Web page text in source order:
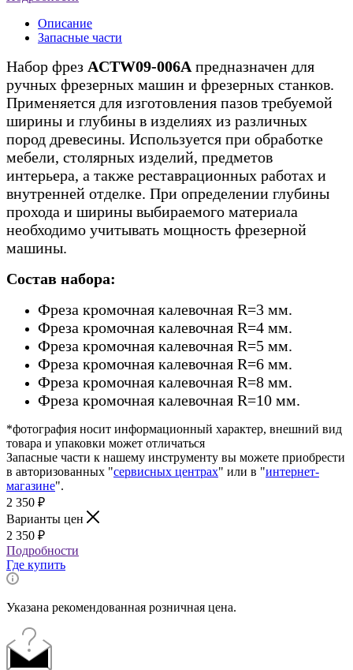
Описание
Запасные части
Набор фрез ACTW09-006A предназначен для
ручных фрезерных машин и фрезерных станков.
Применяется для изготовления пазов требуемой
ширины и глубины в изделиях из различных
пород древесины. Используется при обработке
мебели, столярных изделий, предметов
интерьера, а также реставрационных работах и
внутренней отделке. При определении глубины
прохода и ширины выбираемого материала
необходимо учитывать мощность фрезерной
машины.
Состав набора:
Фреза кромочная калевочная R=3 мм.
Фреза кромочная калевочная R=4 мм.
Фреза кромочная калевочная R=5 мм.
Фреза кромочная калевочная R=6 мм.
Фреза кромочная калевочная R=8 мм.
Фреза кромочная калевочная R=10 мм.
*фотография носит информационный характер, внешний вид
товара и упаковки может отличаться
Запасные части к нашему инструменту вы можете приобрести
в авторизованных "сервисных центрах" или в "интернет-
магазине".
2 350 ₽
Варианты цен
2 350 ₽
Подробности
Где купить
Указана рекомендованная розничная цена.